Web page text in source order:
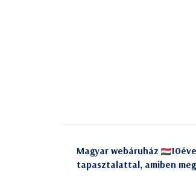
Magyar webáruház
tapasztalattal, amiben